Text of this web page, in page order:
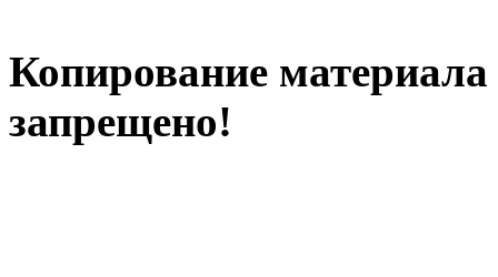
Копирование материала
запрещено!